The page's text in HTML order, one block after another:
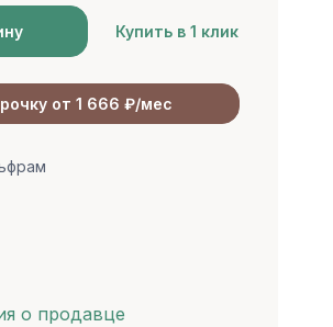
Купить в 1 клик
от 1 666 ₽/мес
о продавце